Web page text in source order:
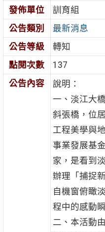
發佈單位
訓育組
公告類別
最新消息
公告等級
轉知
點閱次數
137
公告內容
說明：
一、淡江大
斜張橋，位
工程美學與
事業發展基
家，是看到
辦理「捕捉
自機窗俯瞰
程中的感動
二、本活動